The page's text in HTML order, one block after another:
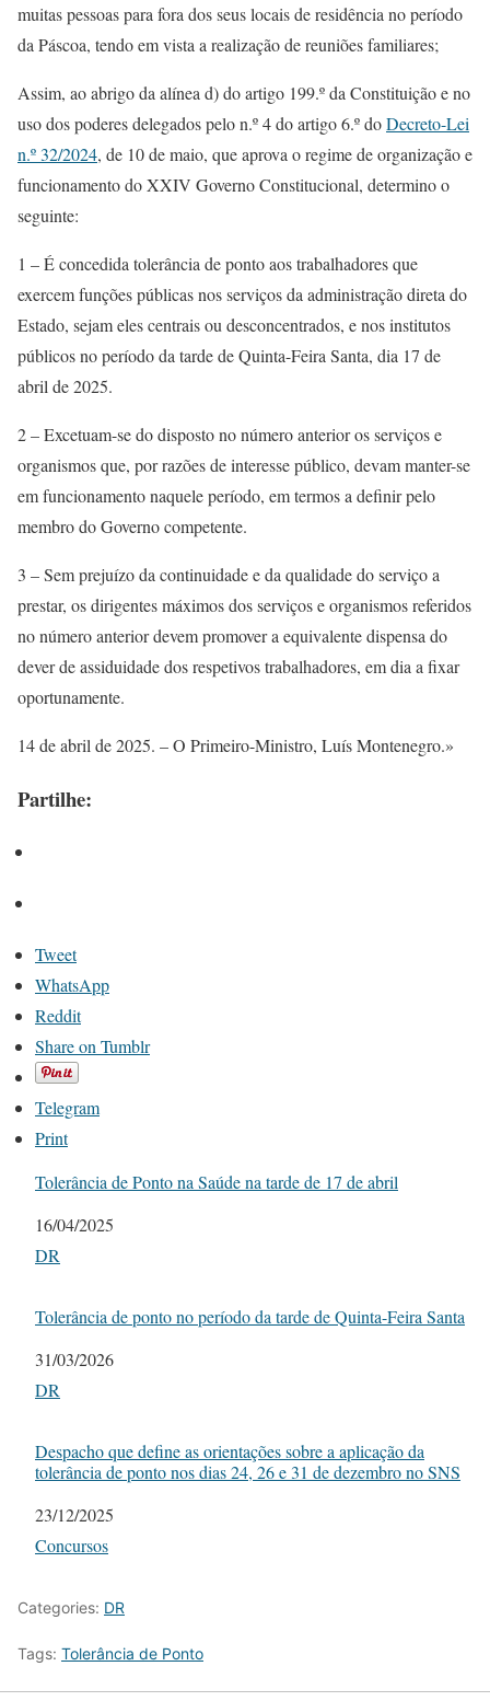
muitas pessoas para fora dos seus locais de residência no período
da Páscoa, tendo em vista a realização de reuniões familiares;
Assim, ao abrigo da alínea d) do artigo 199.º da Constituição e no
uso dos poderes delegados pelo n.º 4 do artigo 6.º doDecreto-Lei
n.º 32/2024, de 10 de maio, que aprova o regime de organização e
funcionamento do XXIV Governo Constitucional, determino o
seguinte:
1 – É concedida tolerância de ponto aos trabalhadores que
exercem funções públicas nos serviços da administração direta do
Estado, sejam eles centrais ou desconcentrados, e nos institutos
públicos no período da tarde de Quinta-Feira Santa, dia 17 de
abril de 2025.
2 – Excetuam-se do disposto no número anterior os serviços e
organismos que, por razões de interesse público, devam manter-se
em funcionamento naquele período, em termos a definir pelo
membro do Governo competente.
3 – Sem prejuízo da continuidade e da qualidade do serviço a
prestar, os dirigentes máximos dos serviços e organismos referidos
no número anterior devem promover a equivalente dispensa do
dever de assiduidade dos respetivos trabalhadores, em dia a fixar
oportunamente.
14 de abril de 2025. – O Primeiro-Ministro, Luís Montenegro.»
Partilhe:
Tweet
WhatsApp
Reddit
Share on Tumblr
Telegram
Print
Tolerância de Ponto na Saúde na tarde de 17 de abril
Date
16/04/2025
In relation to
DR
Tolerância de ponto no período da tarde de Quinta-Feira Santa
Date
31/03/2026
In relation to
DR
Despacho que define as orientações sobre a aplicação da
tolerância de ponto nos dias 24, 26 e 31 de dezembro no SNS
Date
23/12/2025
In relation to
Concursos
Categories: DR
Tags: Tolerância de Ponto